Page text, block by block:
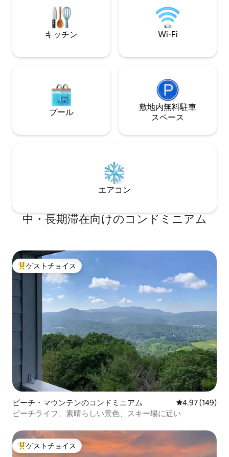
ソファがあり、合計6名様までご宿泊いた
だけます。 この空間には設備の整ったキ
ッチンがあり、手料理を作ったり、朝の
淹れたてのコーヒー、冬の夜にホットコ
ッチンのすぐ隣には洗濯機と乾燥機があ
を眺めながら、ゆったりとくつろぐのも
きっと気に入っていただけるでしょう。
山の小川を流れる水の音を聞きながら、
心安らぎとリラックスしたひとときをお
からはバルコニーへ直接アクセスできま
ングルームには65インチのRoku TVがあ
り、テレビの背面にはカラーLEDライト
が付いています。Wi-Fiも完備されている
ので、いつでも連絡を取り合うことがで
任天堂のゲーム機もご用意しています。
冬にはスキー、スノーボード、スノーチ
滝、ハイキング、ワイナリー巡り、ビー
チマウンテンのシーニックチェアリフト
やビール醸造所の見学、サマーコンサー
トなど、様々なアクティビティをお楽し
みいただけます。このコンドミニアムは
ビーチマウンテンのゲレンデからわずか2
分！シュガーマウンテンリゾートへも車
でわずか20分です。グランドファーザー
山まで20分。すぐ近くにはバックアイ・
レクリエーションセンターがあり、ウェ
イトルーム、テニス、ピックルボール、
キッズプレイルームなどをお探しの方に
おすすめです。ゴルフコース、ATVライ
ディング、ジップラインなど、数え切れ
ないほどのアクティビティも楽しめま
す。「OZ LAND」まで車でわずか5分で
す。
Black Tie Skisを
スキー用品を直接
ィスは敷地内にあ
キッチン Wi-Fi
プール
敷地内無料駐⁠車
ス⁠ペ⁠ー⁠ス
エアコン
中・長期滞在向けのコンドミニアム
大好評のゲストチョイスです。
ゲストチョイス
ビーチ・マウンテンのコンドミニアム レビュー149
4.97 (149)
ビーチライフ、素晴らしい景色、スキー場に近い
大好評のゲストチョイスです。
ゲストチョイス